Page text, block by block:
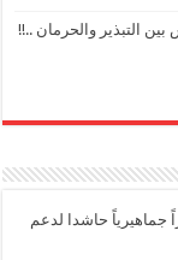
التبذير والحرمان ..!!
حاشدا لدعم